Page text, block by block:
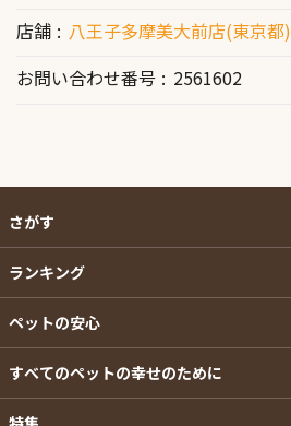
店舗
八王子多摩美大前店(東京都)
お問い合わせ番号
2561602
さがす
ランキング
ペットの安心
すべてのペットの幸せのために